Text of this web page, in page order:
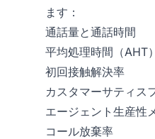
ます：
通話量と通話時間
平均処理時間（AHT）
初回接触解決率
カスタマーサティス
エージェント生産性
コール放棄率